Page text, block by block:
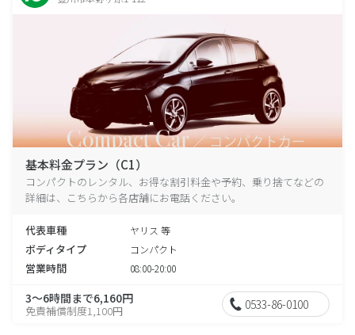
基本料金プラン（C1）
コンパクトのレンタル、お得な割引料金や予約、乗り捨てなどの
詳細は、こちらから各店舗にお電話ください。
代表車種 ヤリス 等
ボディタイプ コンパクト
営業時間 08:00-20:00
3～6時間まで6,160円
免責補償制度1,100円 0533-86-0100